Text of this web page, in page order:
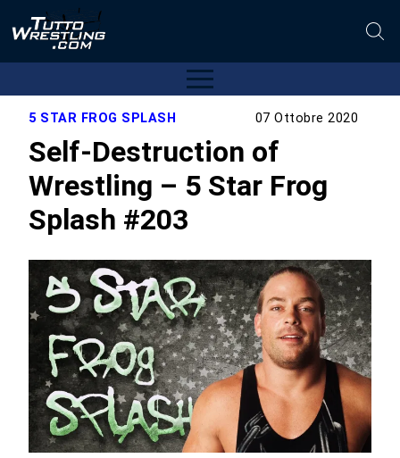
5 STAR FROG SPLASH 07 Ottobre 2020
Self-Destruction of
Wrestling – 5 Star Frog
Splash #203